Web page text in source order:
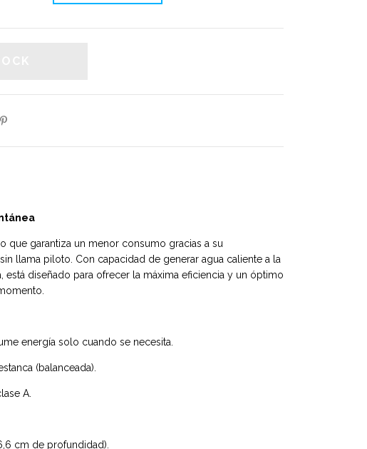
que garantiza un menor consumo gracias a su
llama piloto. Con capacidad de generar agua caliente a la
está diseñado para ofrecer la máxima eficiencia y un óptimo
energía solo cuando se necesita.
(balanceada).
A.
cm de profundidad).